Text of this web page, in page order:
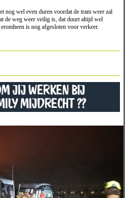
nog wel even duren voordat de tram weer zal
de weg weer veilig is, dat duurt altijd wel
is nog afgesloten voor verkeer.